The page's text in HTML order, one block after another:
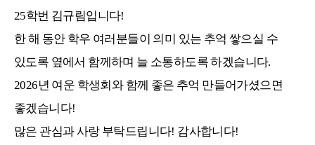
25학번 김규림입니다!
한 해 동안 학우 여러분들이 의미 있는 추억 쌓으실 수
있도록 옆에서 함께하며 늘 소통하도록 하겠습니다.
2026년 여운 학생회와 함께 좋은 추억 만들어가셨으면
좋겠습니다!
많은 관심과 사랑 부탁드립니다! 감사합니다!